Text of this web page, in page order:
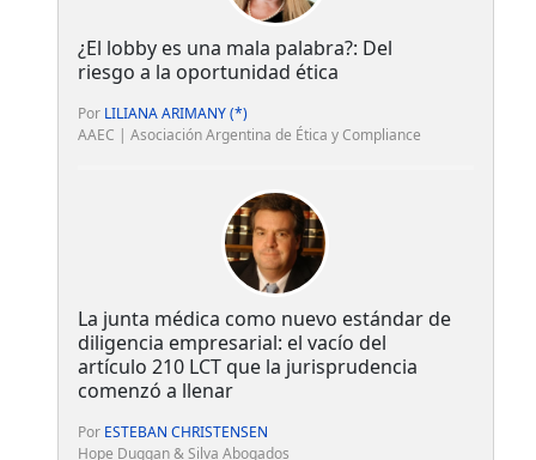
¿El lobby es una mala palabra?: Del
riesgo a la oportunidad ética
Por LILIANA ARIMANY (*)
AAEC | Asociación Argentina de Ética y Compliance
La junta médica como nuevo estándar de
diligencia empresarial: el vacío del
artículo 210 LCT que la jurisprudencia
comenzó a llenar
Por ESTEBAN CHRISTENSEN
Hope Duggan & Silva Abogados